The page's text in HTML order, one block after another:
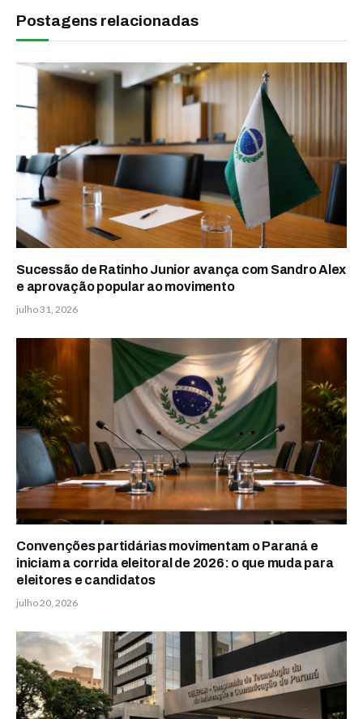
Postagens relacionadas
Sucessão de Ratinho Junior avança com Sandro Alex
e aprovação popular ao movimento
julho 31, 2026
Convenções partidárias movimentam o Paraná e
iniciam a corrida eleitoral de 2026: o que muda para
eleitores e candidatos
julho 20, 2026